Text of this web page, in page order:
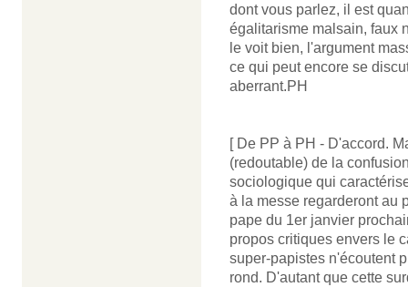
dont vous parlez, il est
égalitarisme malsain, faux
le voit bien, l'argument
ce qui peut encore se
aberrant.PH
[ De PP à PH - D'accord.
(redoutable) de la
sociologique qui
à la messe regarderont au
pape du 1er janvier
propos critiques envers le
super-papistes n'écoutent
rond. D'autant que cette